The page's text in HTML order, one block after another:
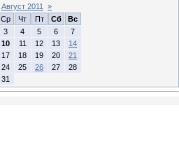
Август 2011
»
Ср Чт Пт Сб
Вс
3 4 5 6
7
10 11 12 13
14
17 18 19 20
21
24 25 26 27
28
31